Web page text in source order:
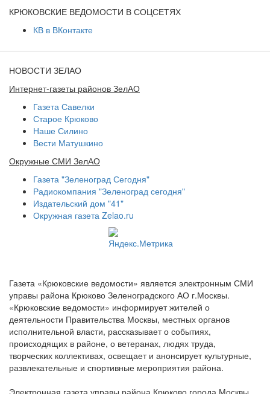
КРЮКОВСКИЕ ВЕДОМОСТИ В СОЦСЕТЯХ
КВ в ВКонтакте
НОВОСТИ ЗЕЛАО
Интернет-газеты районов ЗелАО
Газета Савелки
Старое Крюково
Наше Силино
Вести Матушкино
Окружные СМИ ЗелАО
Газета "Зеленоград Сегодня"
Радиокомпания "Зеленоград сегодня"
Издательский дом "41"
Окружная газета Zelao.ru
Газета «Крюковские ведомости» является электронным СМИ
управы района Крюково Зеленоградского АО г.Москвы.
«Крюковские ведомости» информирует жителей о
деятельности Правительства Москвы, местных органов
исполнительной власти, рассказывает о событиях,
происходящих в районе, о ветеранах, людях труда,
творческих коллективах, освещает и анонсирует культурные,
развлекательные и спортивные мероприятия района.
Электронная газета управы района Крюково города Москвы